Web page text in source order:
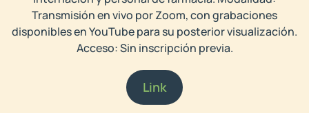
Transmisión en vivo por Zoom, con grabaciones
disponibles en YouTube para su posterior visualización.
Acceso: Sin inscripción previa.
Link